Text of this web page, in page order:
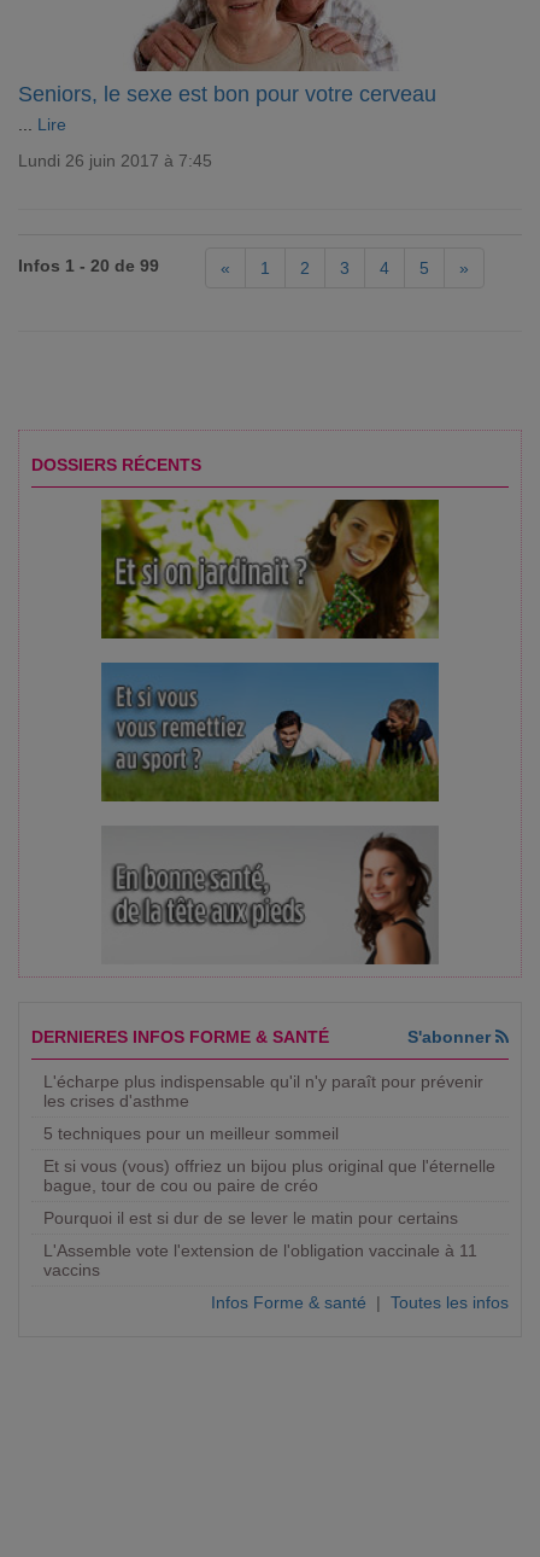
Seniors, le sexe est bon pour votre cerveau
Lire
Lundi 26 juin 2017 à 7:45
Infos 1 - 20 de 99 « 1 2 3 4 5 »
DOSSIERS RÉCENTS
DERNIERES INFOS FORME & SANTÉ S'abonner
L'écharpe plus indispensable qu'il n'y paraît pour prévenir
les crises d'asthme
5 techniques pour un meilleur sommeil
Et si vous (vous) offriez un bijou plus original que l'éternelle
bague, tour de cou ou paire de créo
Pourquoi il est si dur de se lever le matin pour certains
L'Assemble vote l'extension de l'obligation vaccinale à 11
vaccins
Infos Forme & santé | Toutes les infos